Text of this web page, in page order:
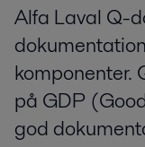
Alfa Laval Q-
komponenter.
på GDP
god